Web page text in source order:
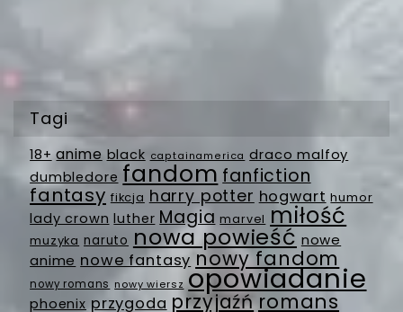
Tagi
18+ anime black captainamerica draco malfoy
dumbledore fandom fanfiction
fantasy fikcja harry potter hogwart humor
lady crown luther Magia marvel miłość
muzyka naruto nowa powieść nowe
anime nowe fantasy nowy fandom
nowy romans nowy wiersz opowiadanie
phoenix przygoda przyjaźń romans